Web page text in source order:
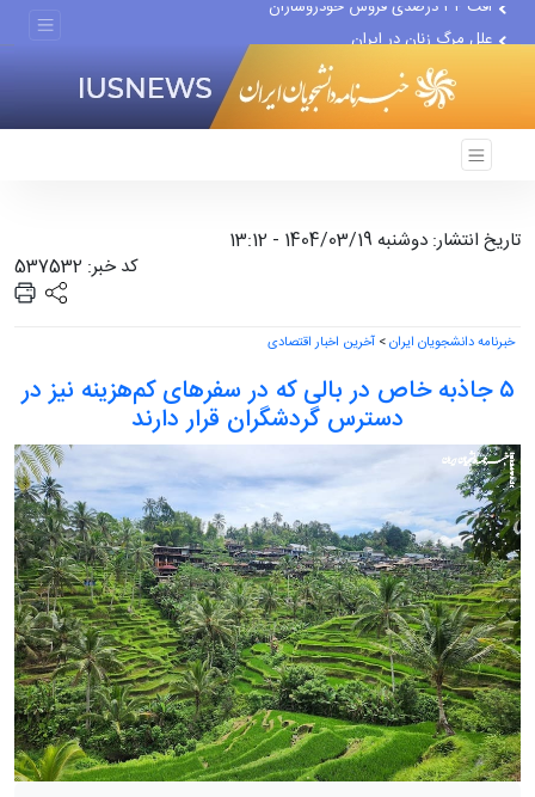
علل مرگ زنان در ایران
تاریخ انتشار: دوشنبه 1404/03/19 - 13:12
کد خبر: 537532
خبرنامه دانشجویان ایران> آخرین اخبار اقتصادی
۵ جاذبه خاص در بالی که در سفرهای کم‌هزینه نیز در
دسترس گردشگران قرار دارند